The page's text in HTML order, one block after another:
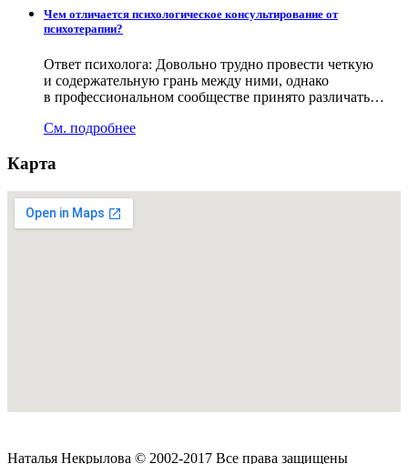
Чем отличается психологическое консультирование от
психотерапии?
Ответ психолога: Довольно трудно провести четкую
и содержательную грань между ними, однако
в профессиональном сообществе принято различать…
См. подробнее
Карта
Наталья Некрылова © 2002-2017 Все права защищены